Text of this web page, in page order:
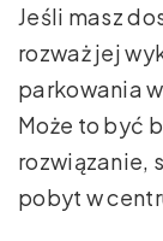
Jeśli masz
rozważ jej
parkowania
Może to być
rozwiązanie,
pobyt w